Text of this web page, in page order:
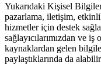
Yukarıdaki Kişisel
pazarlama, iletişim,
hizmetler için destek
sağlayıcılarımızdan ve iş
kaynaklardan gelen
paylaştıklarında da